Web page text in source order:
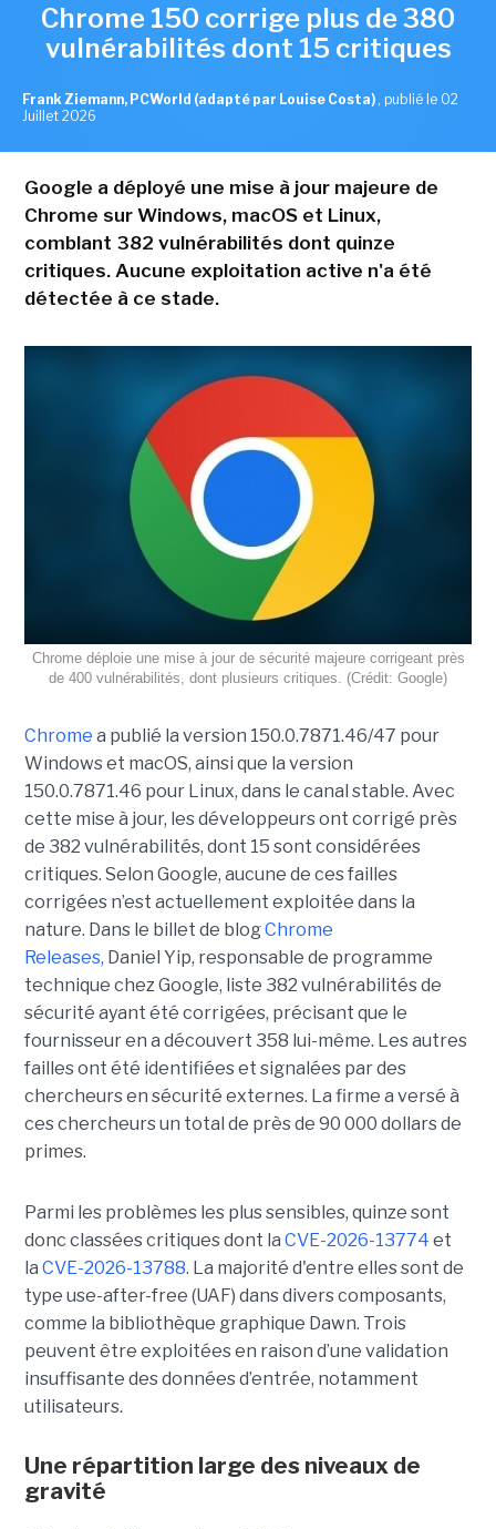
Chrome 150 corrige plus de 380
vulnérabilités dont 15 critiques
Frank Ziemann, PCWorld (adapté par Louise Costa) , publié le 02
Juillet 2026
Google a déployé une mise à jour majeure de
Chrome sur Windows, macOS et Linux,
comblant 382 vulnérabilités dont quinze
critiques. Aucune exploitation active n'a été
détectée à ce stade.
Chrome déploie une mise à jour de sécurité majeure corrigeant près
de 400 vulnérabilités, dont plusieurs critiques. (Crédit: Google)
Chrome a publié la version 150.0.7871.46/47 pour
Windows et macOS, ainsi que la version
150.0.7871.46 pour Linux, dans le canal stable. Avec
cette mise à jour, les développeurs ont corrigé près
de 382 vulnérabilités, dont 15 sont considérées
critiques. Selon Google, aucune de ces failles
corrigées n’est actuellement exploitée dans la
nature. Dans le billet de blogChrome
Releases, Daniel Yip, responsable de programme
technique chez Google, liste 382 vulnérabilités de
sécurité ayant été corrigées, précisant que le
fournisseur en a découvert 358 lui-même. Les autres
failles ont été identifiées et signalées par des
chercheurs en sécurité externes. La firme a versé à
ces chercheurs un total de près de 90 000 dollars de
primes.
Parmi les problèmes les plus sensibles, quinze sont
donc classées critiques dont la CVE-2026-13774 et
la CVE-2026-13788. La majorité d'entre elles sont de
type use-after-free (UAF) dans divers composants,
comme la bibliothèque graphique Dawn. Trois
peuvent être exploitées en raison d’une validation
insuffisante des données d’entrée, notamment
utilisateurs.
Une répartition large des niveaux de
gravité